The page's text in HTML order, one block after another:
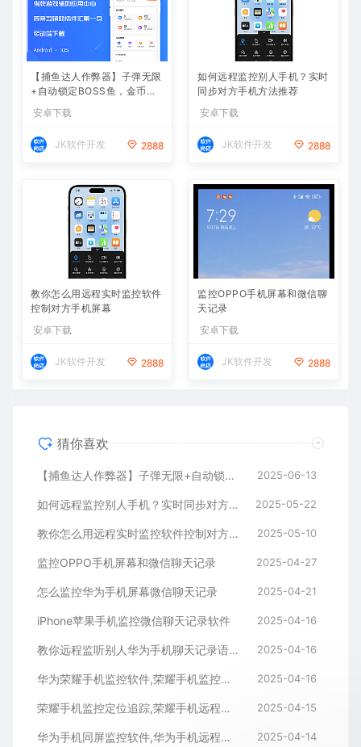
【捕鱼达人作弊器】子弹无限
+自动锁定BOSS鱼，金币爆
仓
安卓下载
JK软件开发 2888
如何远程监控别人手机？实时
同步对方手机方法推荐
安卓下载
JK软件开发 2888
教你怎么用远程实时监控软件
控制对方手机屏幕
安卓下载
JK软件开发 2888
监控OPPO手机屏幕和微信聊
天记录
安卓下载
JK软件开发 2888
猜你喜欢
【捕鱼达人作弊器】子弹无限+自动锁定BOSS鱼，金币爆仓 2025-06-13
如何远程监控别人手机？实时同步对方手机方法推荐 2025-05-22
教你怎么用远程实时监控软件控制对方手机屏幕 2025-05-10
监控OPPO手机屏幕和微信聊天记录 2025-04-27
怎么监控华为手机屏幕微信聊天记录 2025-04-21
iPhone苹果手机监控微信聊天记录软件 2025-04-16
教你远程监听别人华为手机聊天记录语音通话内容 2025-04-16
华为荣耀手机监控软件,荣耀手机监控微信聊天记录APP 2025-04-16
荣耀手机监控定位追踪,荣耀手机远程监控同屏APP 2025-04-15
华为手机同屏监控软件,华为手机远程监控APP 2025-04-14